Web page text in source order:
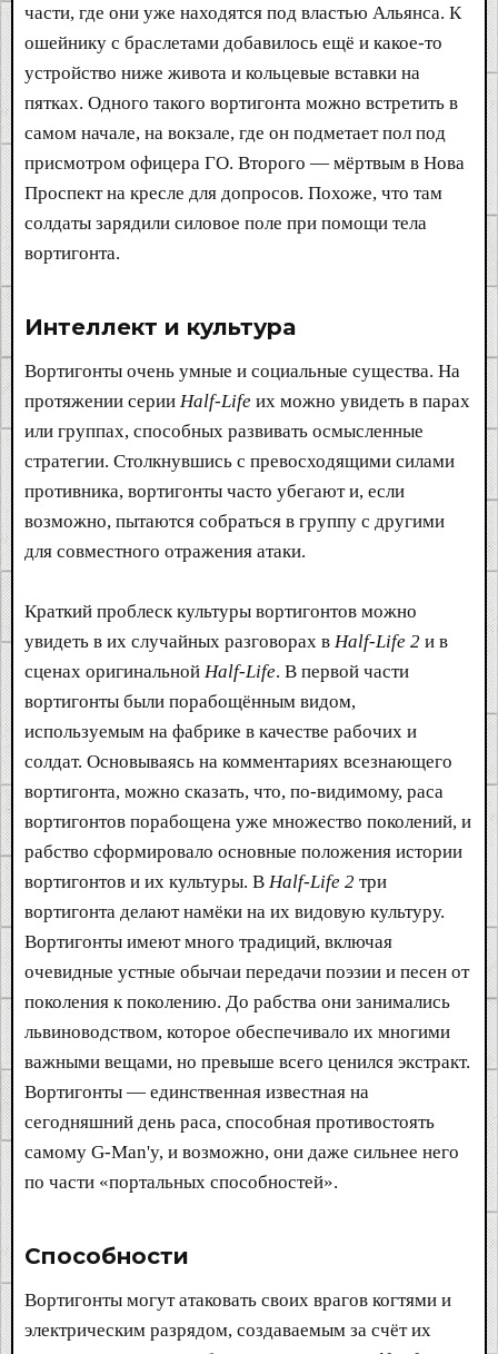
части, где они уже находятся под властью Альянса. К
ошейнику с браслетами добавилось ещё и какое-то
устройство ниже живота и кольцевые вставки на
пятках. Одного такого вортигонта можно встретить в
самом начале, на вокзале, где он подметает пол под
присмотром офицера ГО. Второго — мёртвым в Нова
Проспект на кресле для допросов. Похоже, что там
солдаты зарядили силовое поле при помощи тела
вортигонта.
Интеллект и культура​
Вортигонты очень умные и социальные существа. На
протяжении серии Half-Life их можно увидеть в парах
или группах, способных развивать осмысленные
стратегии. Столкнувшись с превосходящими силами
противника, вортигонты часто убегают и, если
возможно, пытаются собраться в группу с другими
для совместного отражения атаки.
Краткий проблеск культуры вортигонтов можно
увидеть в их случайных разговорах в Half-Life 2 и в
сценах оригинальной Half-Life. В первой части
вортигонты были порабощённым видом,
используемым на фабрике в качестве рабочих и
солдат. Основываясь на комментариях всезнающего
вортигонта, можно сказать, что, по-видимому, раса
вортигонтов порабощена уже множество поколений, и
рабство сформировало основные положения истории
вортигонтов и их культуры. В Half-Life 2 три
вортигонта делают намёки на их видовую культуру.
Вортигонты имеют много традиций, включая
очевидные устные обычаи передачи поэзии и песен от
поколения к поколению. До рабства они занимались
львиноводством, которое обеспечивало их многими
важными вещами, но превыше всего ценился экстракт.
Вортигонты — единственная известная на
сегодняшний день раса, способная противостоять
самому G-Man'y, и возможно, они даже сильнее него
по части «портальных способностей».
Способности​
Вортигонты могут атаковать своих врагов когтями и
электрическим разрядом, создаваемым за счёт их